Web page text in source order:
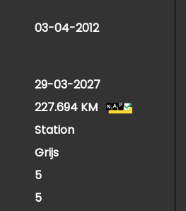
03-04-2012
29-03-2027
227.694 KM
Station
Grijs
5
5